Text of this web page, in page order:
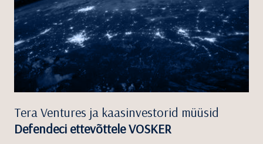
Tera Ventures ja kaasinvestorid müüsid
Defendeci ettevõttele VOSKER